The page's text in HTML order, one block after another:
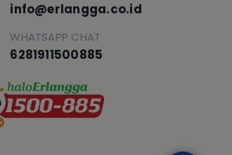
info@erlangga.co.id
WHATSAPP CHAT
6281911500885